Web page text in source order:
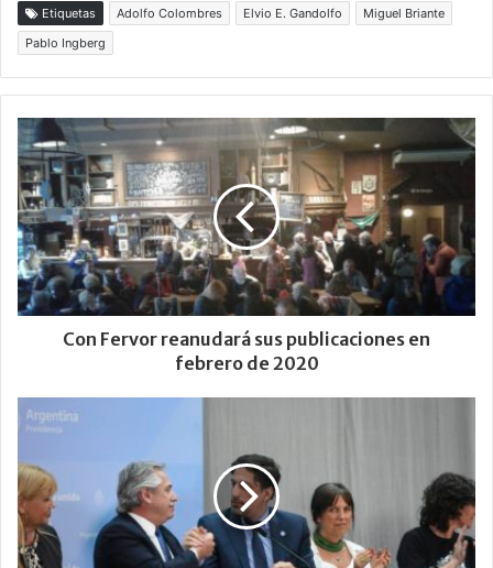
Etiquetas Adolfo Colombres Elvio E. Gandolfo
Miguel Briante
Pablo Ingberg
Con Fervor reanudará sus publicaciones en
febrero de 2020